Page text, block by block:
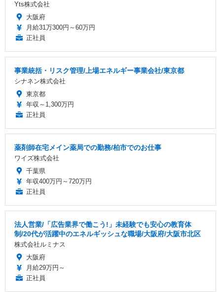
Yts株式会社
大阪府
月給31万300円～60万円
正社員
事業統括・リスク管理/上場エネルギー事業会社/東京都
シナネン株式会社
東京都
年収～1,300万円
正社員
薬剤師在宅メイン薬局での勤務/柏市でのお仕事
ワイズ株式会社
千葉県
年収400万円～720万円
正社員
法人営業/「広告業界で働こう!」未経験でも安心の教育体
制/20代が活躍中のエネルギッシュな職場/大阪府/大阪市北区
株式会社ルミナス
大阪府
月給29万円～
正社員